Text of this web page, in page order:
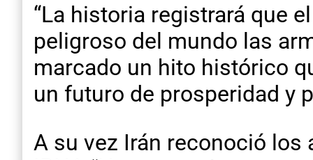
“La historia registrará que
peligroso del mundo las
marcado un hito histórico
un futuro de prosperidad y
A su vez Irán reconoció